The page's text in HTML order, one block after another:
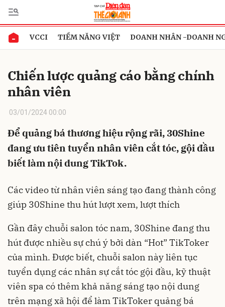
VCCI TIỀM NĂNG VIỆT DOANH NHÂN -DOANH
Chiến lược quảng cáo bằng chính
nhân viên
03/01/2024 00:00
Để quảng bá thương hiệu rộng rãi, 30Shine
đang ưu tiên tuyển nhân viên cắt tóc, gội đầu
biết làm nội dung TikTok.
Các video từ nhân viên sáng tạo đang thành công
giúp 30Shine thu hút lượt xem, lượt thích
Gần đây chuỗi salon tóc nam, 30Shine đang thu
hút được nhiều sự chú ý bởi dàn “Hot” TikToker
của mình. Được biết, chuỗi salon này liên tục
tuyển dụng các nhân sự cắt tóc gội đầu, kỹ thuật
viên spa có thêm khả năng sáng tạo nội dung
trên mạng xã hội để làm TikToker quảng bá
Gửi bình luận
Hủy Gửi